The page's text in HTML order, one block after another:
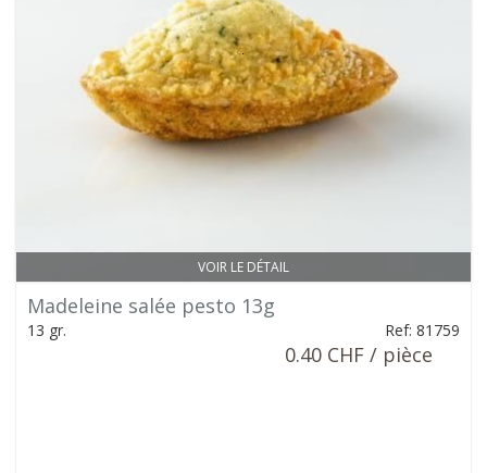
VOIR LE DÉTAIL
Madeleine salée pesto 13g
13 gr. Ref: 81759
0.40 CHF / pièce